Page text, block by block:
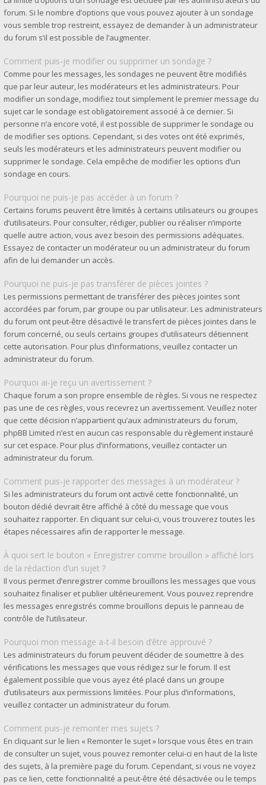
forum. Si le nombre d’options que vous pouvez ajouter à un sondage
vous semble trop restreint, essayez de demander à un administrateur
du forum s’il est possible de l’augmenter.
Comment puis-je modifier ou supprimer un sondage ?
Comme pour les messages, les sondages ne peuvent être modifiés
que par leur auteur, les modérateurs et les administrateurs. Pour
modifier un sondage, modifiez tout simplement le premier message du
sujet car le sondage est obligatoirement associé à ce dernier. Si
personne n’a encore voté, il est possible de supprimer le sondage ou
de modifier ses options. Cependant, si des votes ont été exprimés,
seuls les modérateurs et les administrateurs peuvent modifier ou
supprimer le sondage. Cela empêche de modifier les options d’un
sondage en cours.
Pourquoi ne puis-je pas accéder à un forum ?
Certains forums peuvent être limités à certains utilisateurs ou groupes
d’utilisateurs. Pour consulter, rédiger, publier ou réaliser n’importe
quelle autre action, vous avez besoin des permissions adéquates.
Essayez de contacter un modérateur ou un administrateur du forum
afin de lui demander un accès.
Pourquoi ne puis-je pas transférer de pièces jointes ?
Les permissions permettant de transférer des pièces jointes sont
accordées par forum, par groupe ou par utilisateur. Les administrateurs
du forum ont peut-être désactivé le transfert de pièces jointes dans le
forum concerné, ou seuls certains groupes d’utilisateurs détiennent
cette autorisation. Pour plus d’informations, veuillez contacter un
administrateur du forum.
Pourquoi ai-je reçu un avertissement ?
Chaque forum a son propre ensemble de règles. Si vous ne respectez
pas une de ces règles, vous recevrez un avertissement. Veuillez noter
que cette décision n’appartient qu’aux administrateurs du forum,
phpBB Limited n’est en aucun cas responsable du règlement instauré
sur cet espace. Pour plus d’informations, veuillez contacter un
administrateur du forum.
Comment puis-je rapporter des messages à un modérateur ?
Si les administrateurs du forum ont activé cette fonctionnalité, un
bouton dédié devrait être affiché à côté du message que vous
souhaitez rapporter. En cliquant sur celui-ci, vous trouverez toutes les
étapes nécessaires afin de rapporter le message.
À quoi sert le bouton « Enregistrer comme brouillon » affiché lors
de la rédaction d’un sujet ?
Il vous permet d’enregistrer comme brouillons les messages que vous
souhaitez finaliser et publier ultérieurement. Vous pouvez reprendre
les messages enregistrés comme brouillons depuis le panneau de
contrôle de l’utilisateur.
Pourquoi mon message a-t-il besoin d’être approuvé ?
Les administrateurs du forum peuvent décider de soumettre à des
vérifications les messages que vous rédigez sur le forum. Il est
également possible que vous ayez été placé dans un groupe
d’utilisateurs aux permissions limitées. Pour plus d’informations,
veuillez contacter un administrateur du forum.
Comment puis-je remonter mes sujets ?
En cliquant sur le lien « Remonter le sujet » lorsque vous êtes en train
de consulter un sujet, vous pouvez remonter celui-ci en haut de la liste
des sujets, à la première page du forum. Cependant, si vous ne voyez
pas ce lien, cette fonctionnalité a peut-être été désactivée ou le temps